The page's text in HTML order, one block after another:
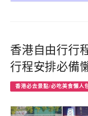
香港自由行行
行程安排必備
香港必去景點/必吃美食懶人